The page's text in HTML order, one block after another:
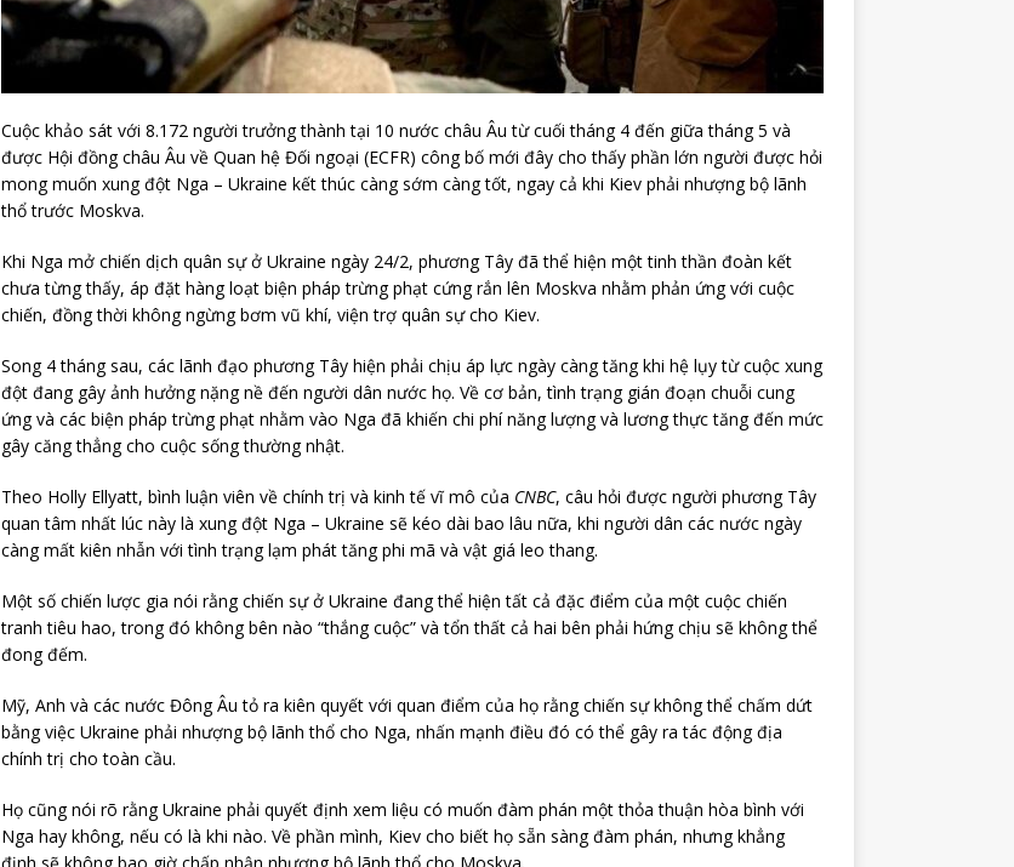
Cuộc khảo sát với 8.172 người trưởng thành tại 10 nước châu Âu từ cuối tháng 4 đến giữa tháng 5 và
được Hội đồng châu Âu về Quan hệ Đối ngoại (ECFR) công bố mới đây cho thấy phần lớn người được hỏi
mong muốn xung đột Nga – Ukraine kết thúc càng sớm càng tốt, ngay cả khi Kiev phải nhượng bộ lãnh
thổ trước Moskva.
Khi Nga mở chiến dịch quân sự ở Ukraine ngày 24/2, phương Tây đã thể hiện một tinh thần đoàn kết
chưa từng thấy, áp đặt hàng loạt biện pháp trừng phạt cứng rắn lên Moskva nhằm phản ứng với cuộc
chiến, đồng thời không ngừng bơm vũ khí, viện trợ quân sự cho Kiev.
Song 4 tháng sau, các lãnh đạo phương Tây hiện phải chịu áp lực ngày càng tăng khi hệ lụy từ cuộc xung
đột đang gây ảnh hưởng nặng nề đến người dân nước họ. Về cơ bản, tình trạng gián đoạn chuỗi cung
ứng và các biện pháp trừng phạt nhằm vào Nga đã khiến chi phí năng lượng và lương thực tăng đến mức
gây căng thẳng cho cuộc sống thường nhật.
Theo Holly Ellyatt, bình luận viên về chính trị và kinh tế vĩ mô của CNBC, câu hỏi được người phương Tây
quan tâm nhất lúc này là xung đột Nga – Ukraine sẽ kéo dài bao lâu nữa, khi người dân các nước ngày
càng mất kiên nhẫn với tình trạng lạm phát tăng phi mã và vật giá leo thang.
Một số chiến lược gia nói rằng chiến sự ở Ukraine đang thể hiện tất cả đặc điểm của một cuộc chiến
tranh tiêu hao, trong đó không bên nào “thắng cuộc” và tổn thất cả hai bên phải hứng chịu sẽ không thể
đong đếm.
Mỹ, Anh và các nước Đông Âu tỏ ra kiên quyết với quan điểm của họ rằng chiến sự không thể chấm dứt
bằng việc Ukraine phải nhượng bộ lãnh thổ cho Nga, nhấn mạnh điều đó có thể gây ra tác động địa
chính trị cho toàn cầu.
Họ cũng nói rõ rằng Ukraine phải quyết định xem liệu có muốn đàm phán một thỏa thuận hòa bình với
Nga hay không, nếu có là khi nào. Về phần mình, Kiev cho biết họ sẵn sàng đàm phán, nhưng khẳng